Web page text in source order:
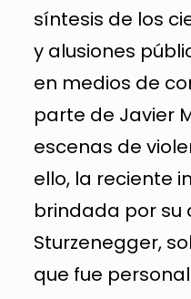
síntesis de los
y alusiones
en medios de
parte de Javier
escenas de
ello, la reciente
brindada por su
Sturzenegger,
que fue